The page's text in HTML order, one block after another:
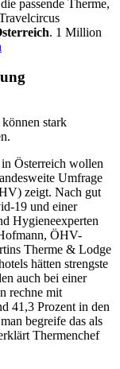
passende Therme,
. 1 Million
stark
Österreich wollen
Umfrage
zeigt. Nach gut
19 und einer
Hygieneexperten
ÖHV-
Therme & Lodge
hätten strengste
auch bei einer
rechne mit
41,3 Prozent in den
begreife das als
Thermenchef